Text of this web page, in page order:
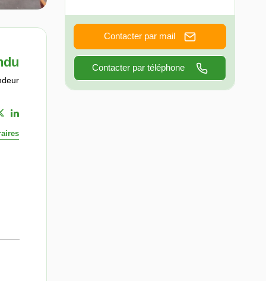
Contacter par mail
Contacter par téléphone